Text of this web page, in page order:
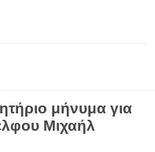
μήνυμα για
Μιχαήλ